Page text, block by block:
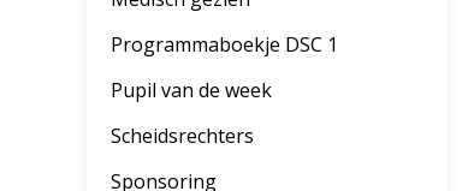
Programmaboekje DSC 1
Pupil van de week
Scheidsrechters
Sponsoring